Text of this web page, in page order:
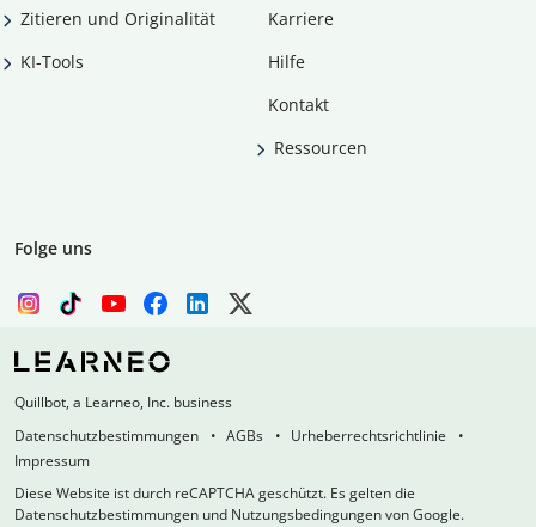
Zitieren und Originalität
KI-Tools
Karriere
Hilfe
Kontakt
Ressourcen
Folge uns
Quillbot, a Learneo, Inc. business
Datenschutzbestimmungen
AGBs
Urheberrechtsrichtlinie
Impressum
Diese Website ist durch reCAPTCHA geschützt. Es gelten die
Datenschutzbestimmungen und Nutzungsbedingungen von Google.